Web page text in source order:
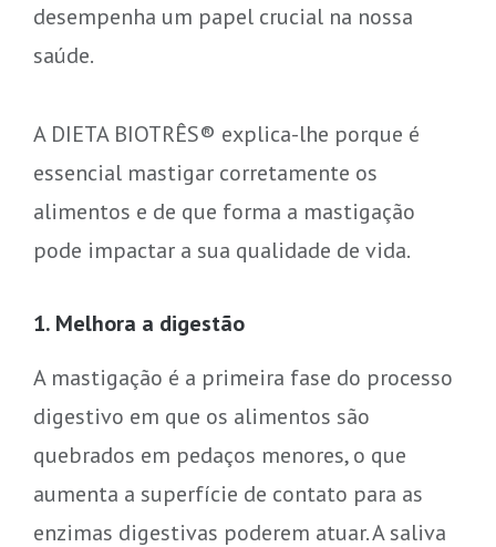
desempenha um papel crucial na nossa
saúde.
A DIETA BIOTRÊS® explica-lhe porque é
essencial mastigar corretamente os
alimentos e de que forma a mastigação
pode impactar a sua qualidade de vida.
1. Melhora a digestão
A mastigação é a primeira fase do processo
digestivo em que os alimentos são
quebrados em pedaços menores, o que
aumenta a superfície de contato para as
enzimas digestivas poderem atuar. A saliva